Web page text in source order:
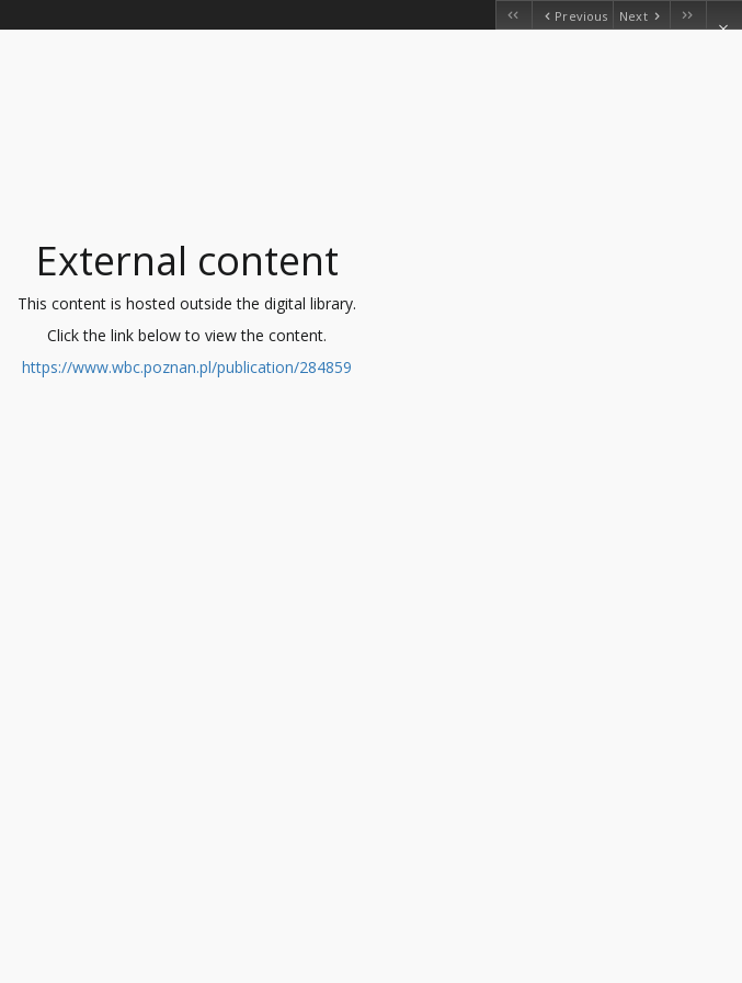
Previous Next
External content
This content is hosted outside the digital library.
Click the link below to view the content.
https://www.wbc.poznan.pl/publication/284859